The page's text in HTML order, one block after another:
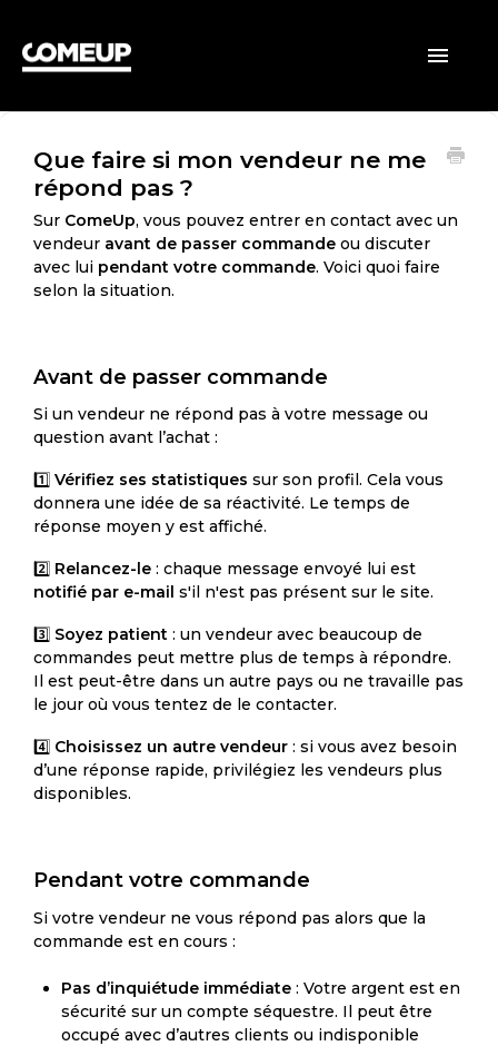
Toggle
VENDEURS
GÉNÉRAL
Que faire si mon vendeur ne me
répond pas ?
Sur ComeUp, vous pouvez entrer en contact avec un
vendeur avant de passer commande ou discuter
avec lui pendant votre commande. Voici quoi faire
selon la situation.
Avant de passer commande
Si un vendeur ne répond pas à votre message ou
question avant l’achat :
1️⃣ Vérifiez ses statistiques sur son profil. Cela vous
donnera une idée de sa réactivité. Le temps de
réponse moyen y est affiché.
2️⃣ Relancez-le : chaque message envoyé lui est
notifié par e-mail s'il n'est pas présent sur le site.
3️⃣ Soyez patient : un vendeur avec beaucoup de
commandes peut mettre plus de temps à répondre.
Il est peut-être dans un autre pays ou ne travaille pas
le jour où vous tentez de le contacter.
4️⃣ Choisissez un autre vendeur : si vous avez besoin
d’une réponse rapide, privilégiez les vendeurs plus
disponibles.
Pendant votre commande
Si votre vendeur ne vous répond pas alors que la
commande est en cours :
Pas d’inquiétude immédiate : Votre argent est en
sécurité sur un compte séquestre. Il peut être
occupé avec d’autres clients ou indisponible